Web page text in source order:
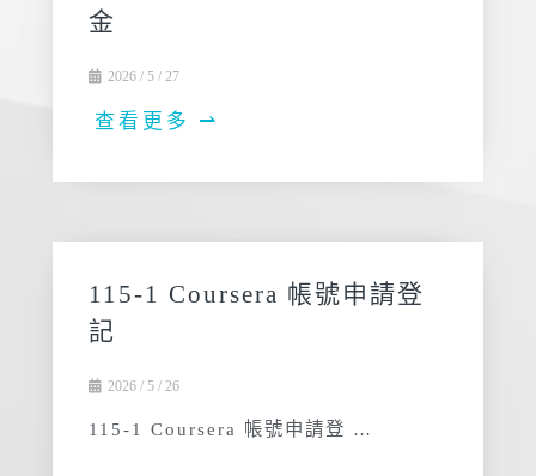
金
2026 / 5 / 27
查看更多 ⇀
115-1 Coursera 帳號申請登
記
2026 / 5 / 26
115-1 Coursera 帳號申請登 …